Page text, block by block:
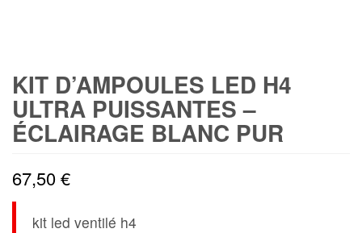
KIT D’AMPOULES LED H4
ULTRA PUISSANTES –
ÉCLAIRAGE BLANC PUR
67,50€
kit led ventilé h4